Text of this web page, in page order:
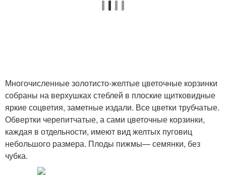
Многочисленные золотисто-желтые цветочные корзинки
собраны на верхушках стеблей в плоские щитковидные
яркие соцветия, заметные издали. Все цветки трубчатые.
Обвертки черепитчатые, а сами цветочные корзинки,
каждая в отдельности, имеют вид желтых пуговиц
небольшого размера. Плоды пижмы— семянки, без
чубка.